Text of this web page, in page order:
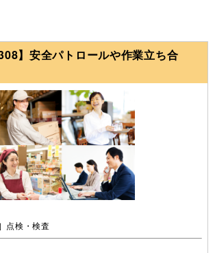
】安全パトロールや作業立ち合
検・検査